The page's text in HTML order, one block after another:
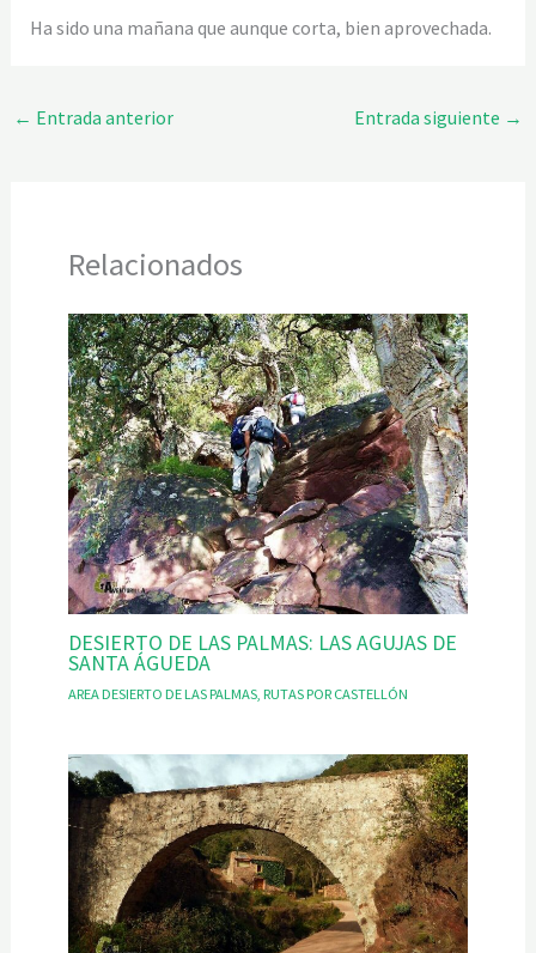
Ha sido una mañana que aunque corta, bien aprovechada.
← Entrada anterior Entrada siguiente →
Relacionados
DESIERTO DE LAS PALMAS: LAS AGUJAS DE
SANTA ÁGUEDA
AREA DESIERTO DE LAS PALMAS, RUTAS POR CASTELLÓN